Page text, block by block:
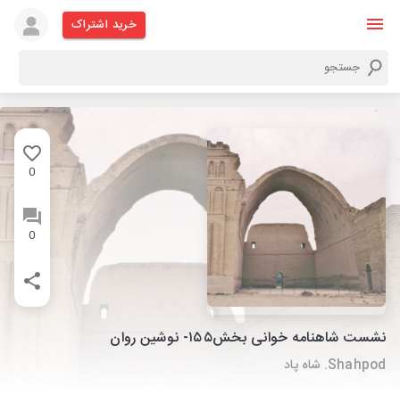
خرید اشتراک
0
0
نشست شاهنامه خوانی بخش۱۵۵- نوشین روان
Shahpod. شاه پاد